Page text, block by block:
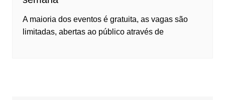
A maioria dos eventos é gratuita, as vagas são
limitadas, abertas ao público através de